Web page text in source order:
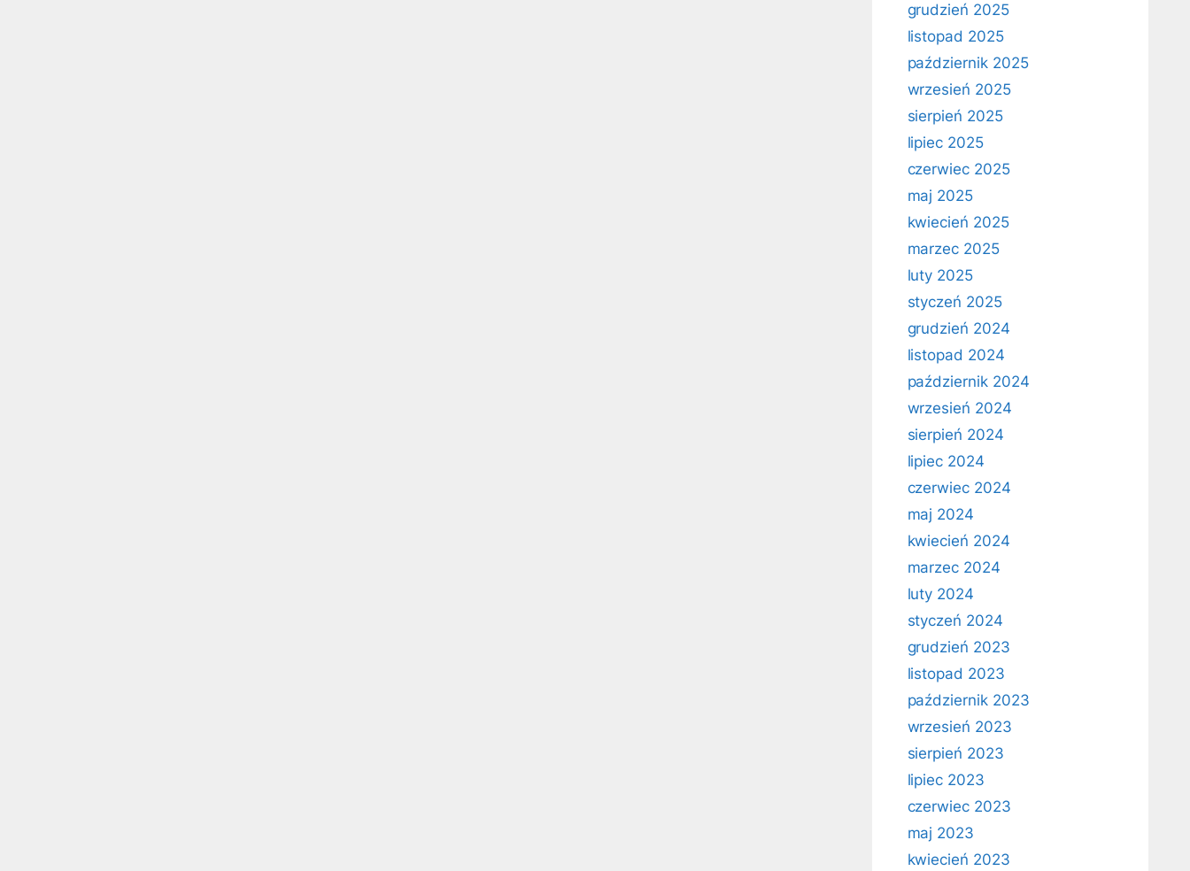
grudzień 2025
listopad 2025
październik 2025
wrzesień 2025
sierpień 2025
lipiec 2025
czerwiec 2025
maj 2025
kwiecień 2025
marzec 2025
luty 2025
styczeń 2025
grudzień 2024
listopad 2024
październik 2024
wrzesień 2024
sierpień 2024
lipiec 2024
czerwiec 2024
maj 2024
kwiecień 2024
marzec 2024
luty 2024
styczeń 2024
grudzień 2023
listopad 2023
październik 2023
wrzesień 2023
sierpień 2023
lipiec 2023
czerwiec 2023
maj 2023
kwiecień 2023